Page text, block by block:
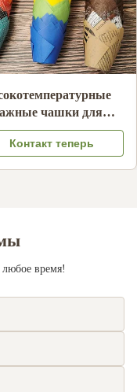
чашки для
не липкие
прокладки
Контакт теперь
время!